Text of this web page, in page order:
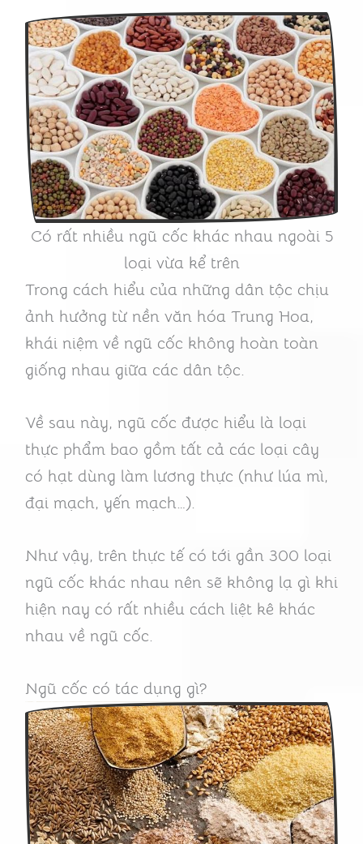
Có rất nhiều ngũ cốc khác nhau ngoài 5
loại vừa kể trên
Trong cách hiểu của những dân tộc chịu
ảnh hưởng từ nền văn hóa Trung Hoa,
khái niệm về ngũ cốc không hoàn toàn
giống nhau giữa các dân tộc.
Về sau này, ngũ cốc được hiểu là loại
thực phẩm bao gồm tất cả các loại cây
có hạt dùng làm lương thực (như lúa mì,
đại mạch, yến mạch…).
Như vậy, trên thực tế có tới gần 300 loại
ngũ cốc khác nhau nên sẽ không lạ gì khi
hiện nay có rất nhiều cách liệt kê khác
nhau về ngũ cốc.
Ngũ cốc có tác dụng gì?